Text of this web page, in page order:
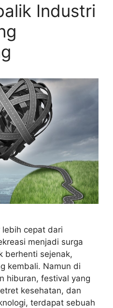
Industri
cepat dari
menjadi surga
berhenti sejenak,
kembali. Namun di
hiburan, festival yang
kesehatan, dan
terdapat sebuah